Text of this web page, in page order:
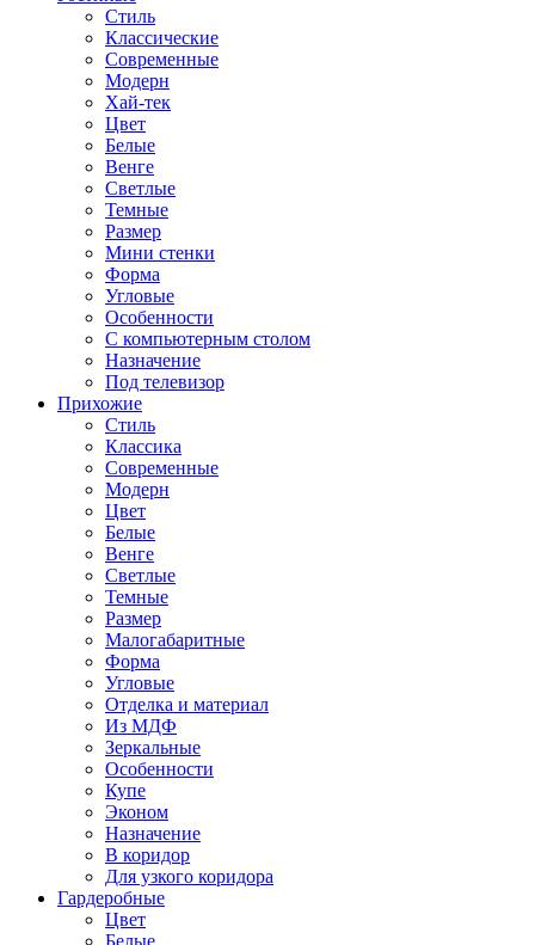
Стиль
Классические
Современные
Модерн
Хай-тек
Цвет
Белые
Венге
Светлые
Темные
Размер
Мини стенки
Форма
Угловые
Особенности
С компьютерным столом
Назначение
Под телевизор
Прихожие
Стиль
Классика
Современные
Модерн
Цвет
Белые
Венге
Светлые
Темные
Размер
Малогабаритные
Форма
Угловые
Отделка и материал
Из МДФ
Зеркальные
Особенности
Купе
Эконом
Назначение
В коридор
Для узкого коридора
Гардеробные
Цвет
Белые